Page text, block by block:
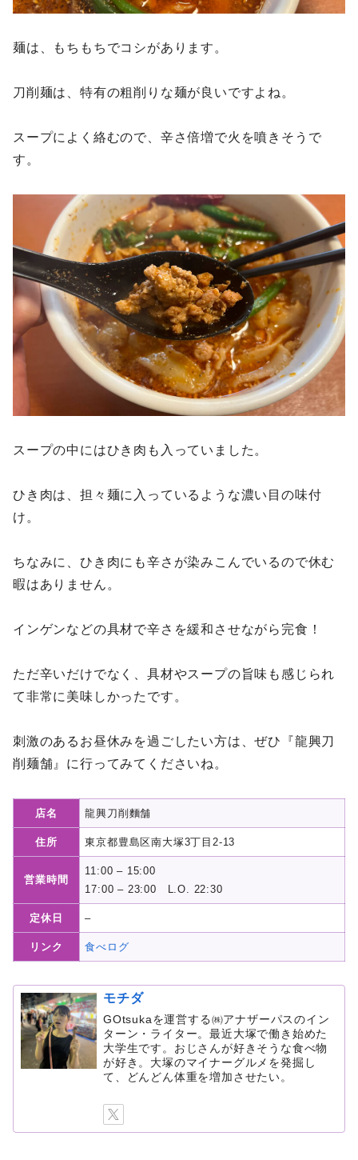
麺は、もちもちでコシがあります。
刀削麺は、特有の粗削りな麺が良いですよね。
スープによく絡むので、辛さ倍増で火を噴きそうで
す。
スープの中にはひき肉も入っていました。
ひき肉は、担々麺に入っているような濃い目の味付
け。
ちなみに、ひき肉にも辛さが染みこんでいるので休む
暇はありません。
インゲンなどの具材で辛さを緩和させながら完食！
ただ辛いだけでなく、具材やスープの旨味も感じられ
て非常に美味しかったです。
刺激のあるお昼休みを過ごしたい方は、ぜひ『龍興刀
削麺舗』に行ってみてくださいね。
店名 龍興刀削麵舗
住所 東京都豊島区南大塚3丁目2-13
営業時間
11:00 – 15:00
17:00 – 23:00 L.O. 22:30
定休日 –
リンク 食べログ
モチダ
GOtsukaを運営する㈱アナザーパスのイン
ターン・ライター。最近大塚で働き始めた
大学生です。おじさんが好きそうな食べ物
が好き。大塚のマイナーグルメを発掘し
て、どんどん体重を増加させたい。